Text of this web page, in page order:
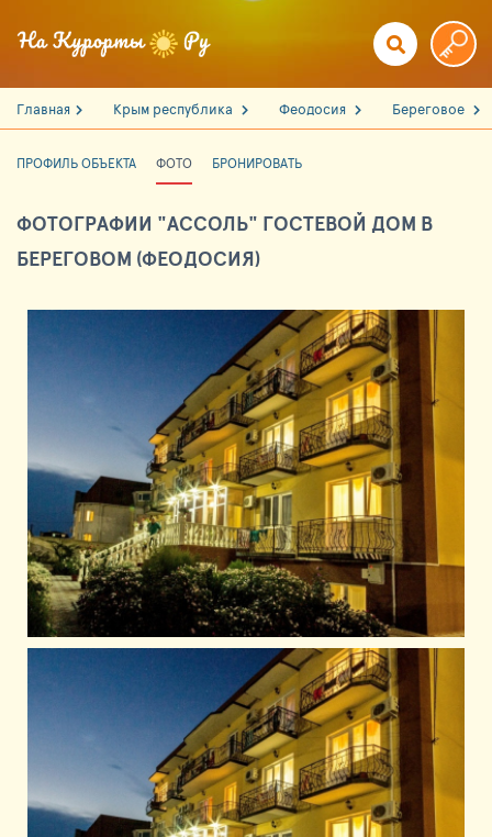
Главная Крым республика Феодосия Береговое
ПРОФИЛЬ ОБЪЕКТА ФОТО БРОНИРОВАТЬ
ФОТОГРАФИИ "АССОЛЬ" ГОСТЕВОЙ ДОМ В
БЕРЕГОВОМ (ФЕОДОСИЯ)